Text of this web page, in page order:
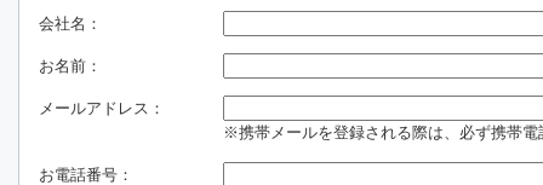
会社名：
お名前：
メールアドレス：
※携帯メールを登録される際は、必ず携帯
お電話番号：